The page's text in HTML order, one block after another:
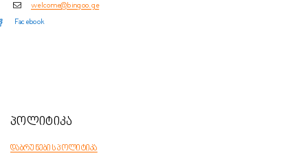
welcome@bingoo.ge
Facebook
პოლიტიკა
დაბრუნების პოლიტიკა